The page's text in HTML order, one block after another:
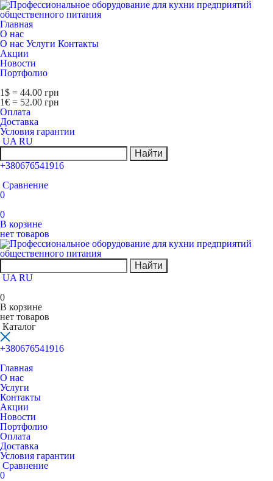
Главная
О нас
О нас Услуги Контакты
Акции
Новости
Портфолио
1$ = 44.00 грн
1€ = 52.00 грн
Оплата
Доставка
Условия гарантии
UA RU
Найти
+380676541916
Сравнение
0
0
В корзине
нет товаров
Найти
UA RU
0
В корзине
нет товаров
Каталог
+380676541916
Главная
О нас
Услуги
Контакты
Акции
Новости
Портфолио
Оплата
Доставка
Условия гарантии
Сравнение
0